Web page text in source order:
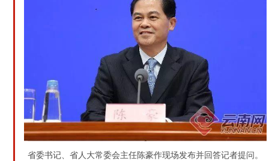
省委书记、省人大常委会主任陈豪作现场发布并回答记者提问。